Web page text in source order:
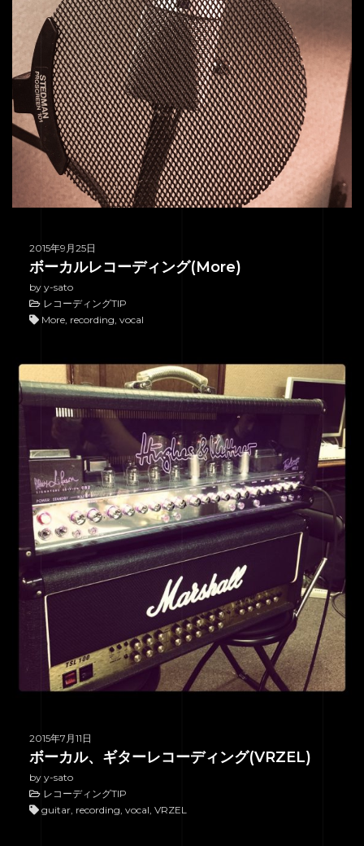
2015年9月25日
ボーカルレコーディング(More)
by y-sato
レコーディングTIP
More, recording, vocal
2015年7月11日
ボーカル、ギターレコーディング(VRZEL)
by y-sato
レコーディングTIP
guitar, recording, vocal, VRZEL